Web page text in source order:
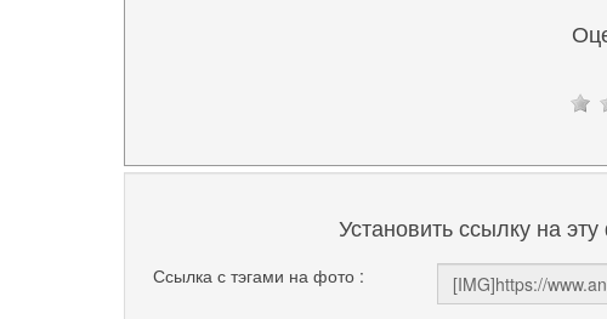
Установить ссылку на
Ссылка с тэгами на фото :